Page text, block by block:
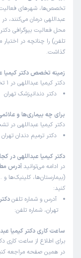
تخصص‌ها، شهرهای فعالیت،
عبداللهی درمان می‌کنند،
محل فعالیت بیوگرافی
تلفن) را چنانچه در اختیار
گذاشت.
زمینه تخصص دکتر کیمیا
دکتر کیمیا عبداللهی در 1 تخصص و در 1 شهر فعالیت دارند:
دکتر دندانپزشک تهران
برای چه بیماری‌ها و
دکتر کیمیا عبداللهی در
دکتر ترمیم دندان تهران
دکتر کیمیا عبداللهی در
در ادامه می‌توانید آدرس
(بیمارستان‌ها، کلینیک‌ها
کنید:
آدرس و شماره تلفن
تهران، شماره تلفن:
ساعت کاری دکتر کیمیا
برای اطلاع از ساعت کاری
در همین صفحه مراجعه